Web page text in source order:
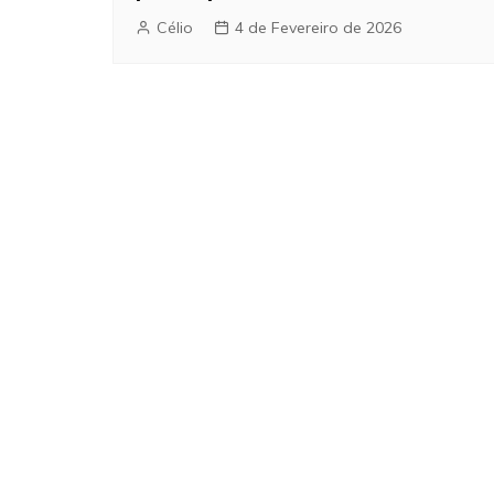
Célio 4 de Fevereiro de 2026